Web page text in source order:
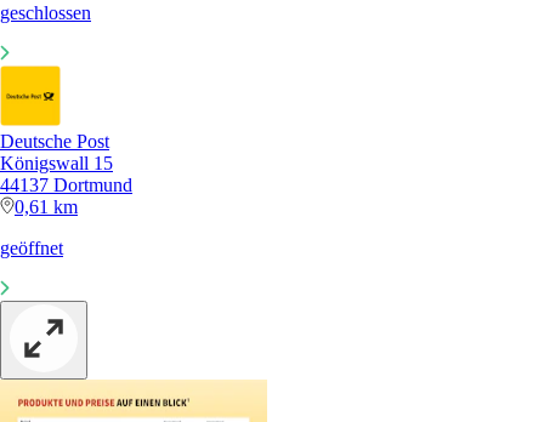
geschlossen
Deutsche Post
Königswall 15
44137 Dortmund
0,61 km
geöffnet